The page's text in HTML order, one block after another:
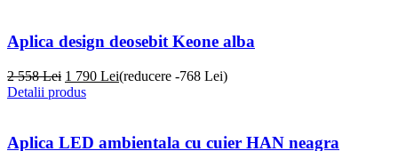
Aplica design deosebit Keone alba
2 558 Lei 1 790 Lei(reducere -768 Lei)
Detalii produs
Aplica LED ambientala cu cuier HAN neagra